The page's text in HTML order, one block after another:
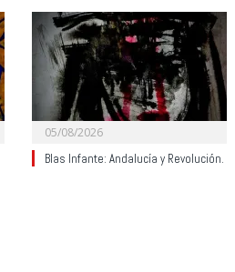
05/08/2026
Blas Infante: Andalucía y Revolución.